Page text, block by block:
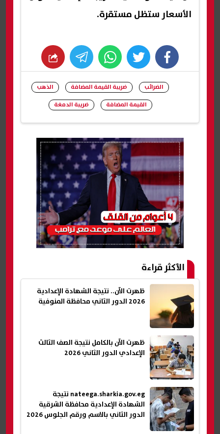
الأسعار ستظل مستقرة.
facebook
twitter
whats
الضرائب ضريبة القيمة المضافة
الذهب
القيمة المضافة
ضريبة الدمغة
الأكثر قراءة
ظهرت الآن.. نتيجة الشهادة الإعدادية
2026 الدور الثاني محافظة المنوفية
ظهرت الآن بالكامل نتيجة الصف الثالث
الإعدادي الدور الثاني 2026
nateega.sharkia.gov.eg نتيجة
الشهادة الإعدادية محافظة الشرقية
الدور الثاني بالاسم ورقم الجلوس 2026